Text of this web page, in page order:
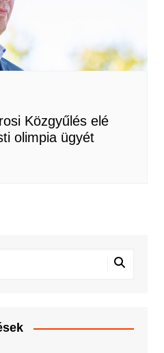
Közgyűlés elé
olimpia ügyét